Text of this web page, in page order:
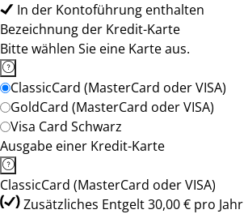
In der Kontoführung enthalten
Bezeichnung der Kredit-Karte
Bitte wählen Sie eine Karte aus.
ClassicCard (MasterCard oder VISA)
GoldCard (MasterCard oder VISA)
Visa Card Schwarz
Ausgabe einer Kredit-Karte
ClassicCard (MasterCard oder VISA)
Zusätzliches Entgelt 30,00 € pro Jahr